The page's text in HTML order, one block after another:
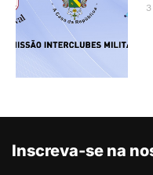
Inscreva-se na